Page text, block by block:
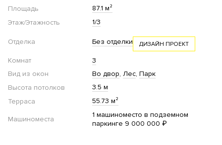
Площадь
87.1 м²
Этаж/Этажность
1/3
Отделка Без отделки ДИЗАЙН ПРОЕКТ
Комнат
3
Вид из окон
Во двор Лес Парк
Высота потолков
3.5 м
Терраса
55.73 м²
Машиноместа
1 машиноместо в подземном
паркинге 9 000 000 ₽